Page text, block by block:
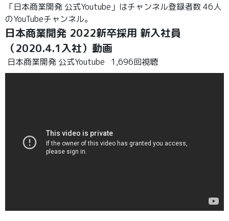
「日本商業開発 公式Youtube」はチャンネル登録者数 46人
のYouTubeチャンネル。
日本商業開発 2022新卒採用 新入社員
（2020.4.1入社）動画
日本商業開発 公式Youtube 1,696回視聴